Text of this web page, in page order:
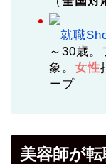
就職
～30歳
象。 女性
ープ
美容師が